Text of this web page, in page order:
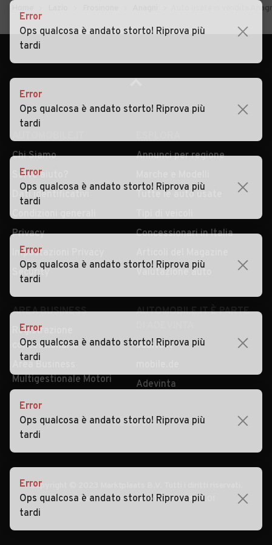
Auto usate in vendita
Chi Siamo
Serve aiuto?
Dati identificativi
Privacy
Impostazioni Privacy
Security
Annunci per regione
Tutte le auto usate
Concessionari in Italia
Valutazione auto
AREA BUSINESS
Registrazione
concessionario
Multigestionale Motori
AUTOMOBILE.IT È PARTE
subito.it
Adevinta
SEGUICI
Copyright © 2023 Marktplaats B.V. Tutti i diritti riservati.
Marktplaats B.V. - P.IVA 803.603.307.B.01
Error
Ops qualcosa è andato storto! Riprova più
tardi
Error
Ops qualcosa è andato storto! Riprova più
tardi
Error
Ops qualcosa è andato storto! Riprova più
tardi
Error
Ops qualcosa è andato storto! Riprova più
tardi
Error
Ops qualcosa è andato storto! Riprova più
tardi
Error
Ops qualcosa è andato storto! Riprova più
tardi
Error
Ops qualcosa è andato storto! Riprova più
tardi